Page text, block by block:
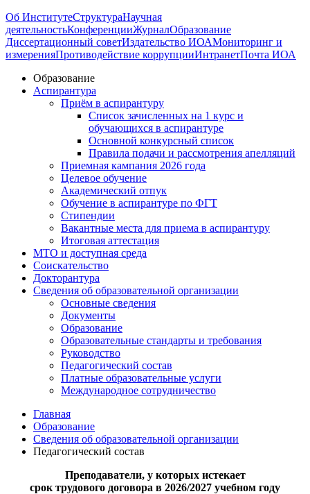
Об ИнститутеСтруктураНаучная
деятельностьКонференцииЖурналОбразование
Диссертационный советИздательство ИОАМониторинг и
измеренияПротиводействие коррупцииИнтранетПочта ИОА
Образование
Аспирантура
Приём в аспирантуру
Список зачисленных на 1 курс и
обучающихся в аспирантуре
Основной конкурсный список
Правила подачи и рассмотрения апелляций
Приемная кампания 2026 года
Целевое обучение
Академический отпук
Обучение в аспирантуре по ФГТ
Стипендии
Вакантные места для приема в аспирантуру
Итоговая аттестация
МТО и доступная среда
Соискательство
Докторантура
Сведения об образовательной организации
Основные сведения
Документы
Образование
Образовательные стандарты и требования
Руководство
Педагогический состав
Платные образовательные услуги
Международное сотрудничество
Главная
Образование
Сведения об образовательной организации
Педагогический состав
Преподаватели, у которых истекает
срок трудового договора в 2026/2027 учебном году